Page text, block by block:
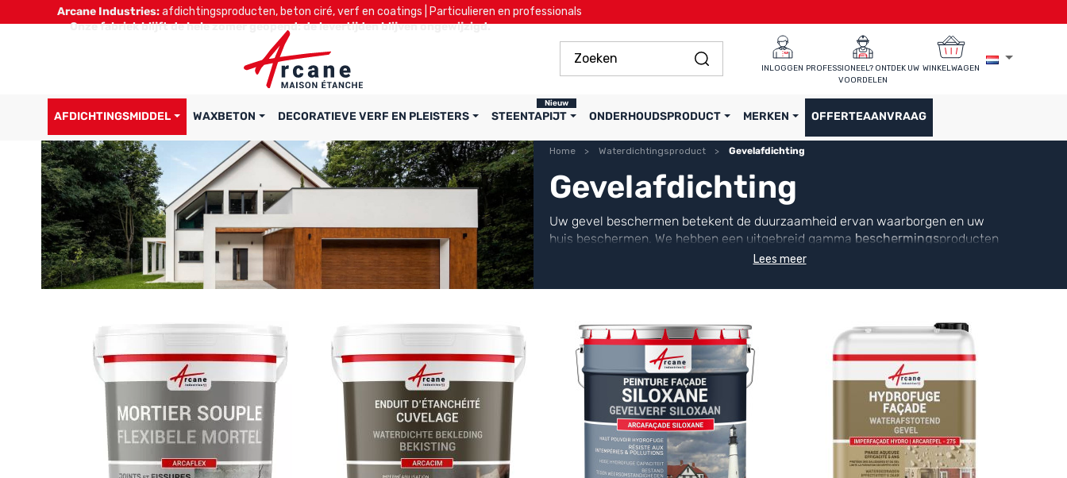
Arcane Industries:afdichtingsproducten, beton ciré, verf en coatings | Particulieren en professionals
Onze fabriek blijft de hele zomer geopend: de levertijden blijven ongewijzigd.
INLOGGEN PROFESSIONEEL? ONTDEK UW
VOORDELEN
WINKELWAGEN
AFDICHTINGSMIDDEL WAXBETON DECORATIEVE VERF EN PLEISTERS STEENTAPIJT
Nieuw
ONDERHOUDSPRODUCT MERKEN OFFERTEAANVRAAG
Home Waterdichtingsproduct Gevelafdichting
Gevelafdichting
Uw gevel beschermen betekent de duurzaamheid ervan waarborgen en uw
huis beschermen. We hebben een uitgebreid gamma beschermingsproducten
ontwikkeld, maar ook producten voorwaterdichtheid
Lees meer